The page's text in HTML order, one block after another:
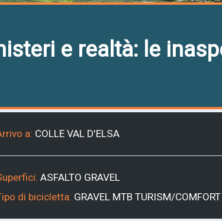
e realtà: le
a: COLLE VAL D'ELSA
ASFALTO GRAVEL
di bicicletta: GRAVEL MTB TURISM/COMFORT